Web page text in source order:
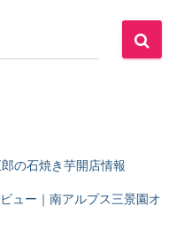
の石焼き芋開店情報
ュー｜南アルプス三景園オ